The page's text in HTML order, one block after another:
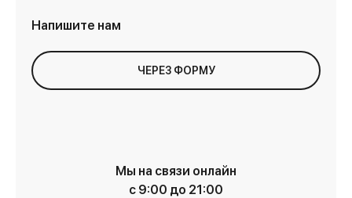
Напишите нам
ЧЕРЕЗ ФОРМУ
Мы на связи онлайн
с 9:00 до 21:00